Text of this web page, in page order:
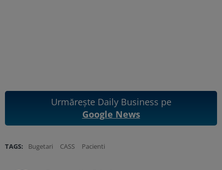
Urmărește Daily Business pe
Google News
TAGS: Bugetari CASS Pacienti